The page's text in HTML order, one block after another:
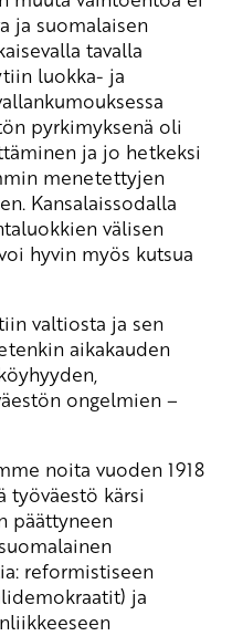
ja suomalaisen
tavalla
luokka- ja
pyrkimyksenä oli
ja jo hetkeksi
menetettyjen
Kansalaissodalla
välisen
hyvin myös kutsua
valtiosta ja sen
aikakauden
ongelmien –
noita vuoden 1918
työväestö kärsi
päättyneen
reformistiseen
ja